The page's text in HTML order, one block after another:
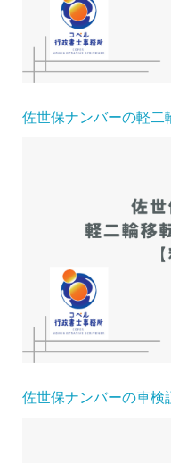
佐世保ナンバーの軽二
佐世保ナンバーの車検